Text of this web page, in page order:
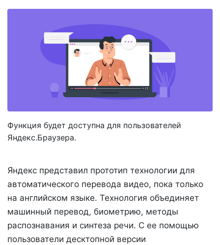
Функция будет доступна для пользователей
Яндекс.Браузера.
Яндекс представил прототип технологии для
автоматического перевода видео, пока только
на английском языке. Технология объединяет
машинный перевод, биометрию, методы
распознавания и синтеза речи. С ее помощью
пользователи десктопной версии